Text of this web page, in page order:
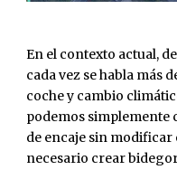
En el contexto actual,
cada vez se habla más
coche y cambio
podemos
de encaje sin modificar
necesario crear